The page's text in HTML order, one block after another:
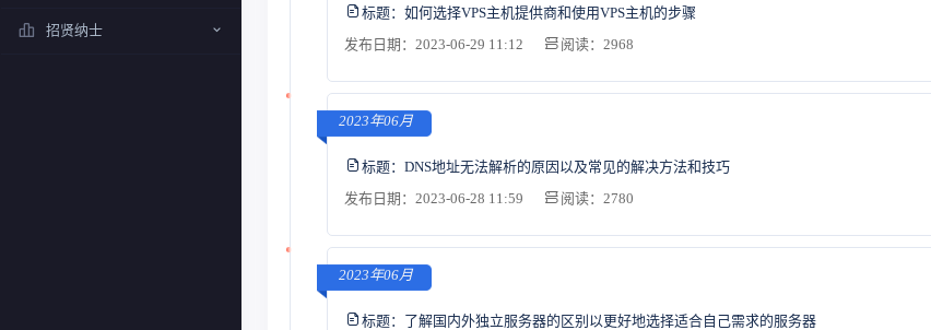
招贤纳士
标题： 如何选择VPS主机提供商和使用VPS主机的步骤
发布日期：2023-06-29 11:12
阅读：2968
2023年06月
标题： DNS地址无法解析的原因以及常见的解决方法和技巧
发布日期：2023-06-28 11:59
阅读：2780
2023年06月
标题： 了解国内外独立服务器的区别以更好地选择适合自己需求的服务器